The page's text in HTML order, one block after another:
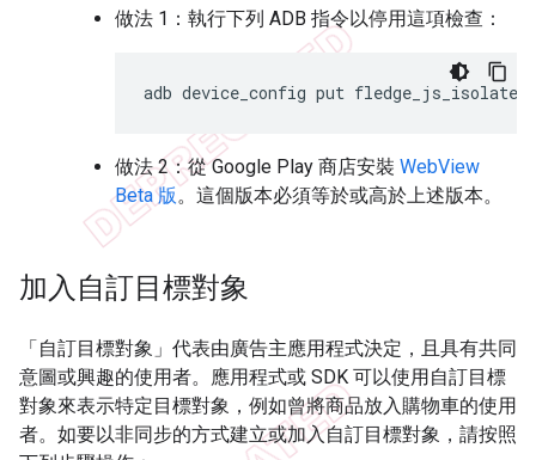
做法 1：執行下列 ADB 指令以停用這項檢查：
adb device_config put
做法 2：從 Google Play 商店安裝 WebView
Beta 版 。這個版本必須等於或高於上述版本。
加入自訂目標對象
「自訂目標對象」 代表由廣告主應用程式決定，且具有共同
意圖或興趣的使用者。應用程式或 SDK 可以使用自訂目標
對象來表示特定目標對象，例如曾將商品放入購物車的使用
者。如要以非同步的方式建立或加入自訂目標對象，請按照